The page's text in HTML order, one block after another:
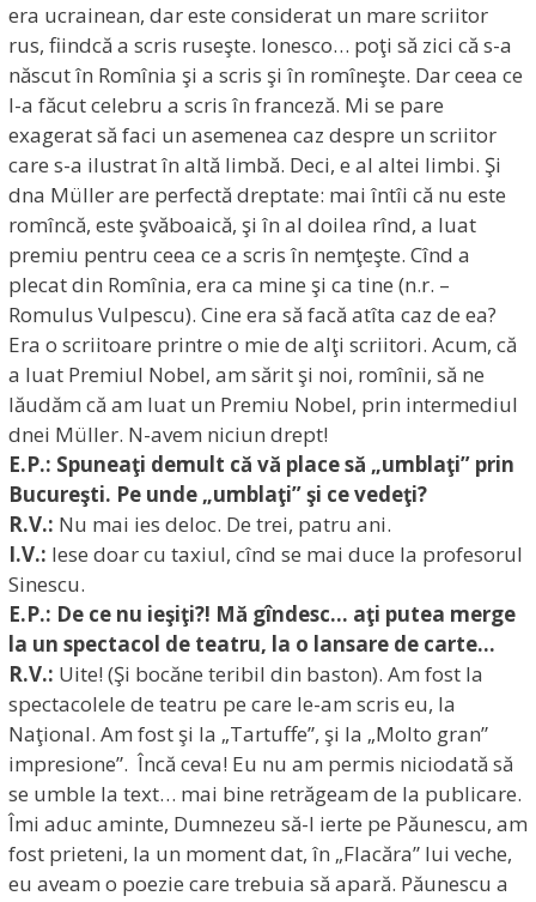
era ucrainean, dar este considerat un mare scriitor
rus, fiindcă a scris ruseşte. Ionesco… poţi să zici că s-a
născut în Romînia şi a scris şi în romîneşte. Dar ceea ce
l-a făcut celebru a scris în franceză. Mi se pare
exagerat să faci un asemenea caz despre un scriitor
care s-a ilustrat în altă limbă. Deci, e al altei limbi. Şi
dna Müller are perfectă dreptate: mai întîi că nu este
romîncă, este şvăboaică, şi în al doilea rînd, a luat
premiu pentru ceea ce a scris în nemţeşte. Cînd a
plecat din Romînia, era ca mine şi ca tine (n.r. –
Romulus Vulpescu). Cine era să facă atîta caz de ea?
Era o scriitoare printre o mie de alţi scriitori. Acum, că
a luat Premiul Nobel, am sărit şi noi, romînii, să ne
lăudăm că am luat un Premiu Nobel, prin intermediul
dnei Müller. N-avem niciun drept!
E.P.: Spuneaţi demult că vă place să „umblaţi” prin
Bucureşti. Pe unde „umblaţi” şi ce vedeţi?
R.V.: Nu mai ies deloc. De trei, patru ani.
I.V.: Iese doar cu taxiul, cînd se mai duce la profesorul
Sinescu.
E.P.: De ce nu ieşiţi?! Mă gîndesc… aţi putea merge
la un spectacol de teatru, la o lansare de carte…
R.V.: Uite! (Şi bocăne teribil din baston). Am fost la
spectacolele de teatru pe care le-am scris eu, la
Naţional. Am fost şi la „Tartuffe”, şi la „Molto gran”
impresione”. Încă ceva! Eu nu am permis niciodată să
se umble la text… mai bine retrăgeam de la publicare.
Îmi aduc aminte, Dumnezeu să-l ierte pe Păunescu, am
fost prieteni, la un moment dat, în „Flacăra” lui veche,
eu aveam o poezie care trebuia să apară. Păunescu a